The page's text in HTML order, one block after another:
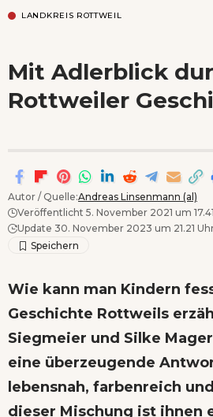
LANDKREIS ROTTWEIL
Mit Adlerblick
Rottweiler
Autor / Quelle:Andreas Linsenmann (al)
Veröffentlicht 5. November 2021 um
Update 30. November 2023 um 21.21
Wie kann man Kindern
Geschichte Rottweils
Siegmeier und Silke
eine überzeugende
lebensnah, farbenreich
dieser Mischung ist ihnen